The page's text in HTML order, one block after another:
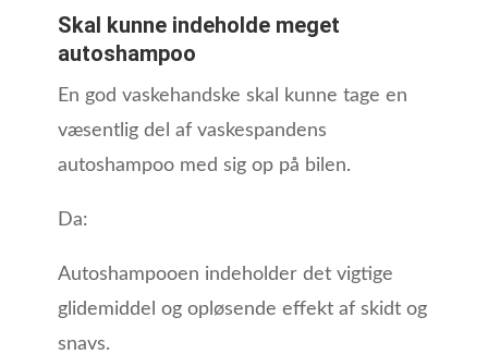
Skal kunne indeholde meget
autoshampoo
En god vaskehandske skal kunne tage en
væsentlig del af vaskespandens
autoshampoo med sig op på bilen.
Da:
Autoshampooen indeholder det vigtige
glidemiddel og opløsende effekt af skidt og
snavs.